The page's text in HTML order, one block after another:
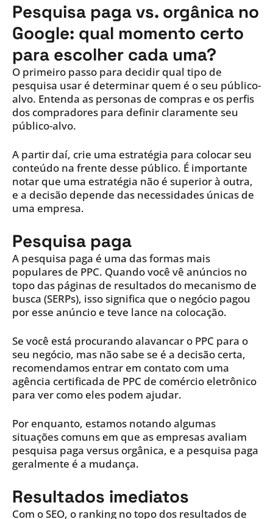
Pesquisa paga vs. orgânica no
Google: qual momento certo
para escolher cada uma?
O primeiro passo para decidir qual tipo de
pesquisa usar é determinar quem é o seu público-
alvo. Entenda as personas de compras e os perfis
dos compradores para definir claramente seu
público-alvo.
A partir daí, crie uma estratégia para colocar seu
conteúdo na frente desse público. É importante
notar que uma estratégia não é superior à outra,
e a decisão depende das necessidades únicas de
uma empresa.
Pesquisa paga
A pesquisa paga é uma das formas mais
populares de PPC. Quando você vê anúncios no
topo das páginas de resultados do mecanismo de
busca (SERPs), isso significa que o negócio pagou
por esse anúncio e teve lance na colocação.
Se você está procurando alavancar o PPC para o
seu negócio, mas não sabe se é a decisão certa,
recomendamos entrar em contato com uma
agência certificada de PPC de comércio eletrônico
para ver como eles podem ajudar.
Por enquanto, estamos notando algumas
situações comuns em que as empresas avaliam
pesquisa paga versus orgânica, e a pesquisa paga
geralmente é a mudança.
Resultados imediatos
Com o SEO, o ranking no topo dos resultados de